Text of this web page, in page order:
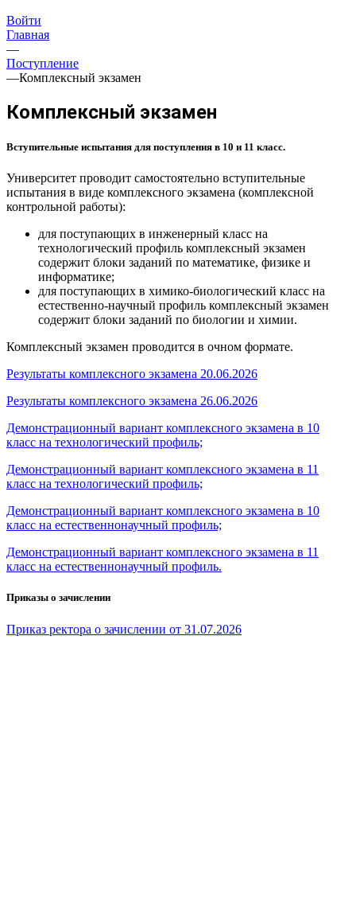
Войти
Главная
—
Поступление
—Комплексный экзамен
Комплексный экзамен
Вступительные испытания для поступления в 10 и 11 класс.
Университет проводит самостоятельно вступительные
испытания в виде комплексного экзамена (комплексной
контрольной работы):
для поступающих в инженерный класс на
технологический профиль комплексный экзамен
содержит блоки заданий по математике, физике и
информатике;
для поступающих в химико-биологический класс на
естественно-научный профиль комплексный экзамен
содержит блоки заданий по биологии и химии.
Комплексный экзамен проводится в очном формате.
Результаты комплексного экзамена 20.06.2026
Результаты комплексного экзамена 26.06.2026
Демонстрационный вариант комплексного экзамена в 10
класс на технологический профиль;
Демонстрационный вариант комплексного экзамена в 11
класс на технологический профиль;
Демонстрационный вариант комплексного экзамена в 10
класс на естественнонаучный профиль;
Демонстрационный вариант комплексного экзамена в 11
класс на естественнонаучный профиль.
Приказы о зачислении
Приказ ректора о зачислении от 31.07.2026